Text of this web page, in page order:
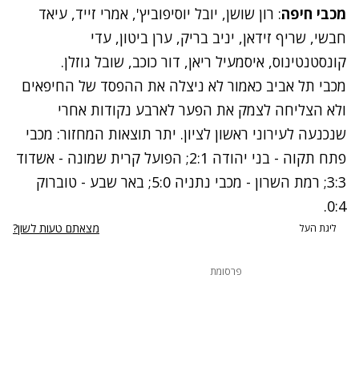
מכבי חיפה: רון שושן, יובל יוסיפוביץ', אמרי זייד, עיאד
חבשי, שריף זידאן, יניב בריק, ערן ביטון, עדי
קונסטנטינוס, איסמעיל ריאן, דור כוכב, שובל גוזלן.
מכבי תל אביב כאמור לא ניצלה את ההפסד של החיפאים
ולא הצליחה לצמק את הפער לארבע נקודות אחרי
שנכנעה לעירוני ראשון לציון. יתר תוצאות המחזור: מכבי
פתח תקוה - בני יהודה 2:1; הפועל קרית שמונה - אשדוד
3:3; רמת השרון - מכבי נתניה 5:0; באר שבע - טוברוק
0:4.
ליגת העל מצאתם טעות לשון?
פרסומת